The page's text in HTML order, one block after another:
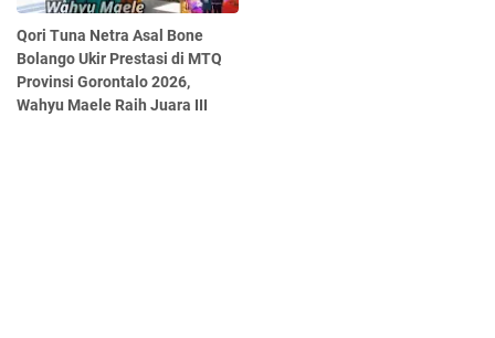
Qori Tuna Netra Asal Bone
Bolango Ukir Prestasi di MTQ
Provinsi Gorontalo 2026,
Wahyu Maele Raih Juara III